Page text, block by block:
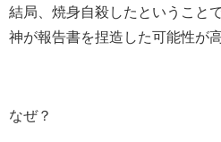
結局、焼身自殺したということ
神が報告書を捏造した可能性が高
なぜ？